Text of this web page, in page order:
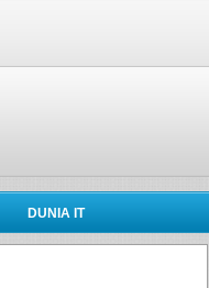
DUNIA IT